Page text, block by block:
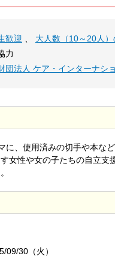
歓迎 大人数（10～20人
力
団法人 ケア・インターナシ
に、使用済みの切手や本な
女性や女の子たちの自立
09/30（火）